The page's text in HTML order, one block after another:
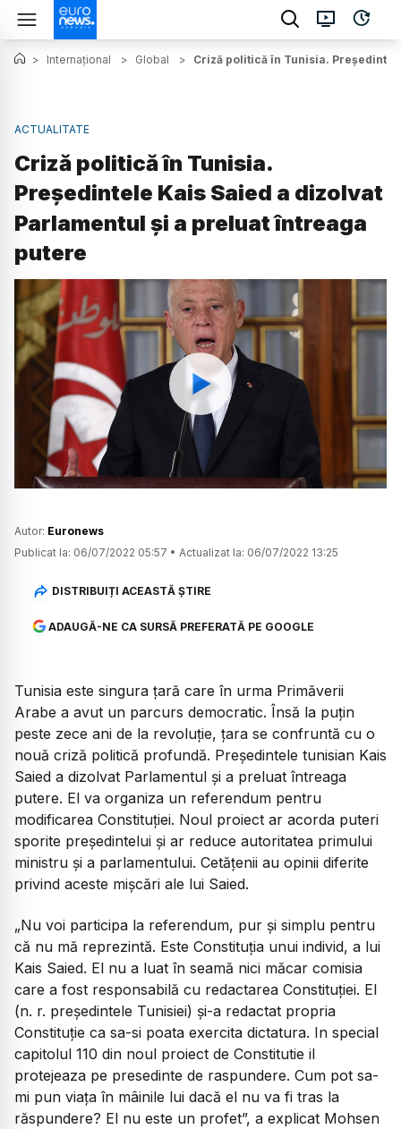
> Internațional > Global > Criză politică în Tunisia.
ACTUALITATE
Criză politică în Tunisia.
Președintele Kais Saied a dizolvat
Parlamentul și a preluat întreaga
putere
Watch
Autor: Euronews
Publicat la: 06/07/2022 05:57 • Actualizat la: 06/07/2022 13:25
DISTRIBUIȚI ACEASTĂ ȘTIRE
ADAUGĂ-NE CA SURSĂ PREFERATĂ PE GOOGLE
Tunisia este singura țară care în urma Primăverii
Arabe a avut un parcurs democratic. Însă la puțin
peste zece ani de la revoluție, țara se confruntă cu o
nouă criză politică profundă. Președintele tunisian Kais
Saied a dizolvat Parlamentul și a preluat întreaga
putere. El va organiza un referendum pentru
modificarea Constituției. Noul proiect ar acorda puteri
sporite președintelui și ar reduce autoritatea primului
ministru și a parlamentului. Cetățenii au opinii diferite
privind aceste mișcări ale lui Saied.
„Nu voi participa la referendum, pur și simplu pentru
că nu mă reprezintă. Este Constituția unui individ, a lui
Kais Saied. El nu a luat în seamă nici măcar comisia
care a fost responsabilă cu redactarea Constituției. El
(n. r. președintele Tunisiei) și-a redactat propria
Constituție ca sa-si poata exercita dictatura. In special
capitolul 110 din noul proiect de Constitutie il
protejeaza pe presedinte de raspundere. Cum pot sa-
mi pun viața în mâinile lui dacă el nu va fi tras la
răspundere? El nu este un profet”, a explicat Mohsen